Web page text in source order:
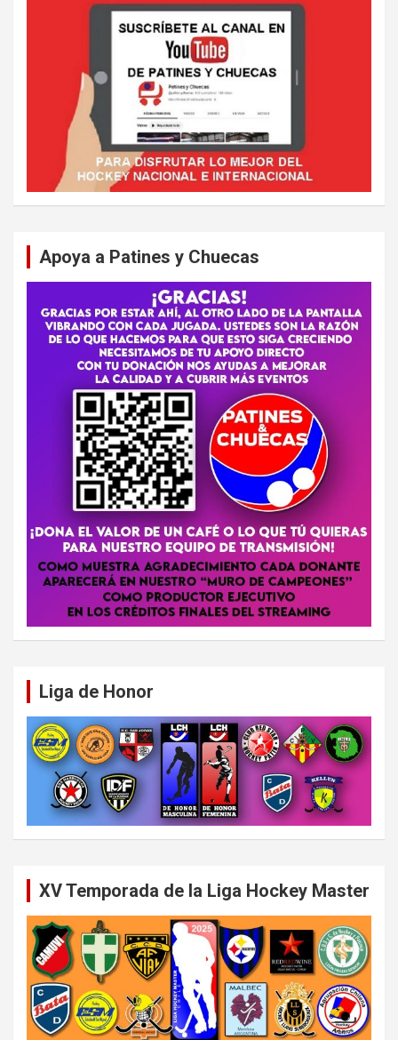
Apoya a Patines y Chuecas
Liga de Honor
XV Temporada de la Liga Hockey Master